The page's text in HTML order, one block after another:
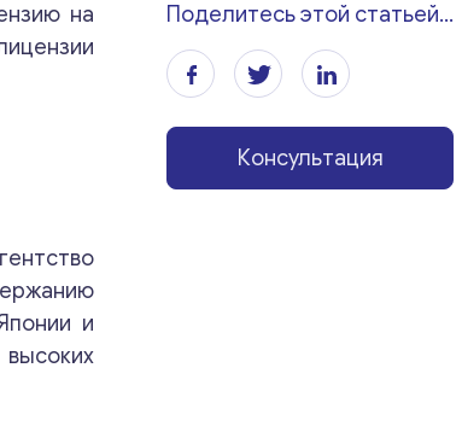
на
и
Поделитесь этой статьей...
Консультация